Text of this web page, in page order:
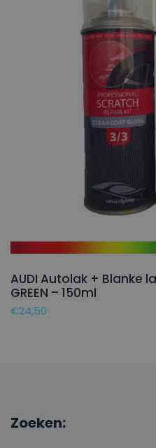
AUDI Autolak + Blanke
GREEN – 150ml
€24,50
Zoeken: